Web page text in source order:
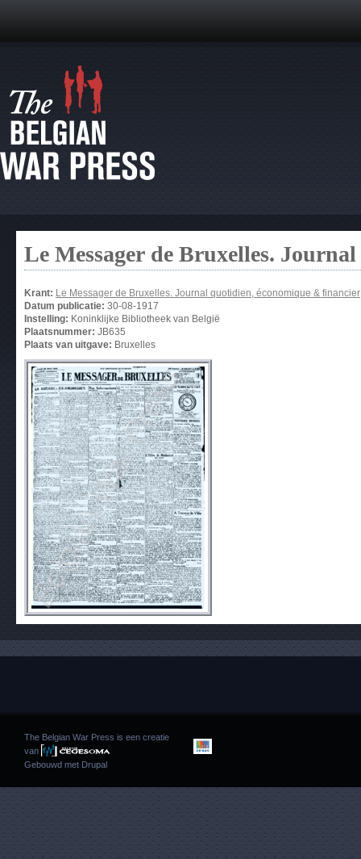
Le Messager de Bruxelles.
Krant: Le Messager de Bruxelles. Journal quotidien, économique & financier
Datum publicatie: 30-08-1917
Instelling: Koninklijke Bibliotheek van België
Plaatsnummer: JB635
Plaats van uitgave: Bruxelles
The Belgian War Press is een creatie
van
Gebouwd met Drupal